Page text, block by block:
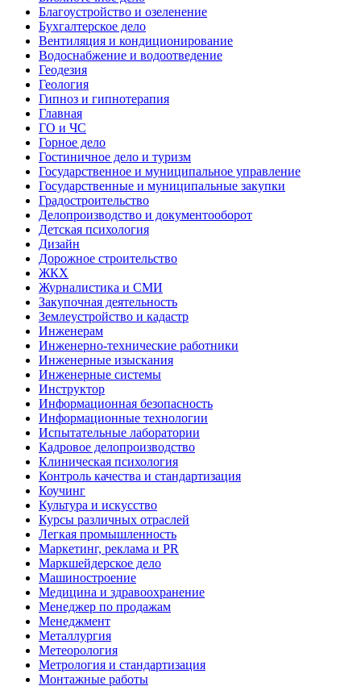
Благоустройство и озеленение
Бухгалтерское дело
Вентиляция и кондиционирование
Водоснабжение и водоотведение
Геодезия
Геология
Гипноз и гипнотерапия
Главная
ГО и ЧС
Горное дело
Гостиничное дело и туризм
Государственное и муниципальное управление
Государственные и муниципальные закупки
Градостроительство
Делопроизводство и документооборот
Детская психология
Дизайн
Дорожное строительство
ЖКХ
Журналистика и СМИ
Закупочная деятельность
Землеустройство и кадастр
Инженерам
Инженерно-технические работники
Инженерные изыскания
Инженерные системы
Инструктор
Информационная безопасность
Информационные технологии
Испытательные лаборатории
Кадровое делопроизводство
Клиническая психология
Контроль качества и стандартизация
Коучинг
Культура и искусство
Курсы различных отраслей
Легкая промышленность
Маркетинг, реклама и PR
Маркшейдерское дело
Машиностроение
Медицина и здравоохранение
Менеджер по продажам
Менеджмент
Металлургия
Метеорология
Метрология и стандартизация
Монтажные работы